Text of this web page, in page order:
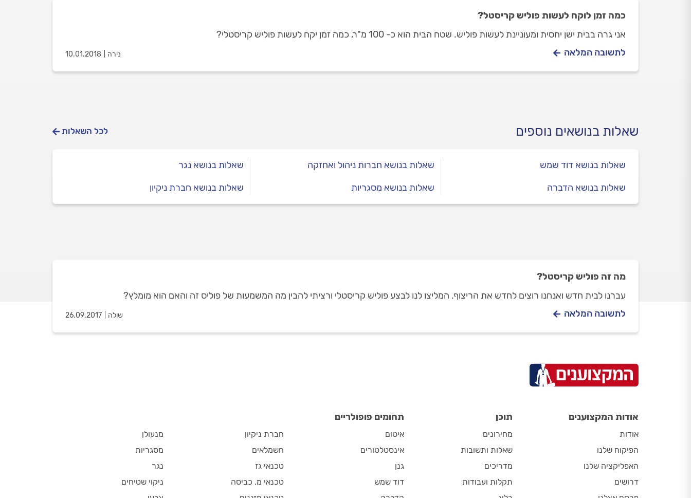
כמה זמן לוקח לעשות פוליש קריסטל?
אני גרה בבית ישן יחסית ומעוניינת לעשות פוליש. שטח הבית הוא כ- 100 מ"ר, כמה זמן יקח לעשות פוליש קריסטלי?
נירה 10.01.2018 לתשובה המלאה
שאלות בנושאים נוספים לכל השאלות
שאלות בנושא דוד שמש
שאלות בנושא הדברה
שאלות בנושא חברות ניהול ואחזקה
שאלות בנושא מסגריות
שאלות בנושא נגר
שאלות בנושא חברת ניקיון
מה זה פוליש קריסטל?
עברנו לבית חדש ואנחנו רוצים לחדש את הריצוף. המליצו לנו לבצע פוליש קריסטלי ורציתי להבין מה המשמעות של פוליס זה והאם הוא מומלץ?
שולה 26.09.2017 לתשובה המלאה
אודות המקצוענים
אודות
הפיקוח שלנו
האפליקציה שלנו
דרושים
תוכן
מחירונים
שאלות ותשובות
מדריכים
תקלות ועבודות
תחומים פופולריים
איטום
אינסטלטורים
גנן
דוד שמש
חברת ניקיון
חשמלאים
טכנאי גז
טכנאי מ. כביסה
מנעולן
מסגריות
נגר
ניקוי שטיחים